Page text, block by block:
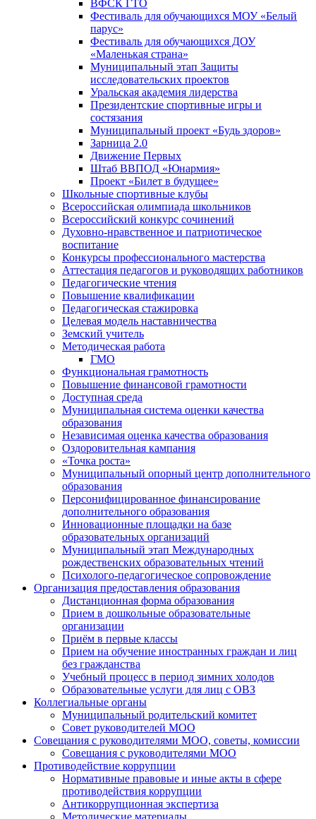
ВФСК ГТО
Фестиваль для обучающихся МОУ «Белый
парус»
Фестиваль для обучающихся ДОУ
«Маленькая страна»
Муниципальный этап Защиты
исследовательских проектов
Уральская академия лидерства
Президентские спортивные игры и
состязания
Муниципальный проект «Будь здоров»
Зарница 2.0
Движение Первых
Штаб ВВПОД «Юнармия»
Проект «Билет в будущее»
Школьные спортивные клубы
Всероссийская олимпиада школьников
Всероссийский конкурс сочинений
Духовно-нравственное и патриотическое
воспитание
Конкурсы профессионального мастерства
Аттестация педагогов и руководящих работников
Педагогические чтения
Повышение квалификации
Педагогическая стажировка
Целевая модель наставничества
Земский учитель
Методическая работа
ГМО
Функциональная грамотность
Повышение финансовой грамотности
Доступная среда
Муниципальная система оценки качества
образования
Независимая оценка качества образования
Оздоровительная кампания
«Точка роста»
Муниципальный опорный центр дополнительного
образования
Персонифицированное финансирование
дополнительного образования
Инновационные площадки на базе
образовательных организаций
Муниципальный этап Международных
рождественских образовательных чтений
Психолого-педагогическое сопровождение
Организация предоставления образования
Дистанционная форма образования
Прием в дошкольные образовательные
организации
Приём в первые классы
Прием на обучение иностранных граждан и лиц
без гражданства
Учебный процесс в период зимних холодов
Образовательные услуги для лиц с ОВЗ
Коллегиальные органы
Муниципальный родительский комитет
Совет руководителей МОО
Совещания с руководителями МОО, советы, комиссии
Совещания с руководителями МОО
Противодействие коррупции
Нормативные правовые и иные акты в сфере
противодействия коррупции
Антикоррупционная экспертиза